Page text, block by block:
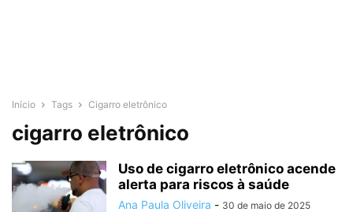
Início Tags Cigarro eletrônico
cigarro eletrônico
Uso de cigarro eletrônico acende
alerta para riscos à saúde
Ana Paula Oliveira - 30 de maio de 2025